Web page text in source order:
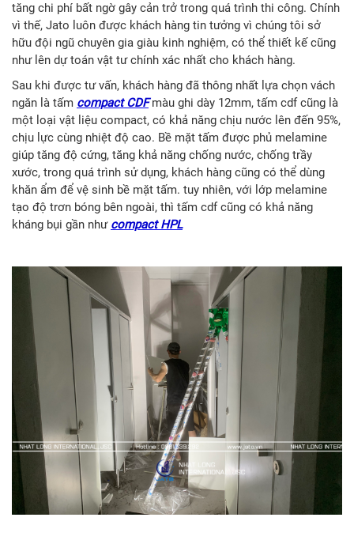
tăng chi phí bất ngờ gây cản trở trong quá trình thi công. Chính
vì thế, Jato luôn được khách hàng tin tưởng vì chúng tôi sở
hữu đội ngũ chuyên gia giàu kinh nghiệm, có thể thiết kế cũng
như lên dự toán vật tư chính xác nhất cho khách hàng.
Sau khi được tư vấn, khách hàng đã thông nhất lựa chọn vách
ngăn là tấm compact CDFmàu ghi dày 12mm, tấm cdf cũng là
một loại vật liệu compact, có khả năng chịu nước lên đến 95%,
chịu lực cùng nhiệt độ cao. Bề mặt tấm được phủ melamine
giúp tăng độ cứng, tăng khả năng chống nước, chống trầy
xước, trong quá trình sử dụng, khách hàng cũng có thể dùng
khăn ẩm để vệ sinh bề mặt tấm. tuy nhiên, với lớp melamine
tạo độ trơn bóng bên ngoài, thì tấm cdf cũng có khả năng
kháng bụi gần như compact HPL